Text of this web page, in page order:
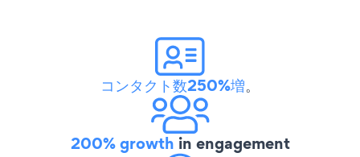
コンタクト数250%増。
200% growth in engagement